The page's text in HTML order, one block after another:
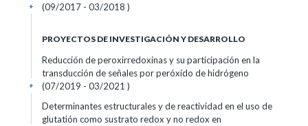
(09/2017 - 03/2018 )
+
PROYECTOS DE INVESTIGACIÓN Y DESARROLLO
Reducción de peroxirredoxinas y su participación en la
transducción de señales por peróxido de hidrógeno
(07/2019 - 03/2021 )
+
Determinantes estructurales y de reactividad en el uso de
glutatión como sustrato redox y no redox en